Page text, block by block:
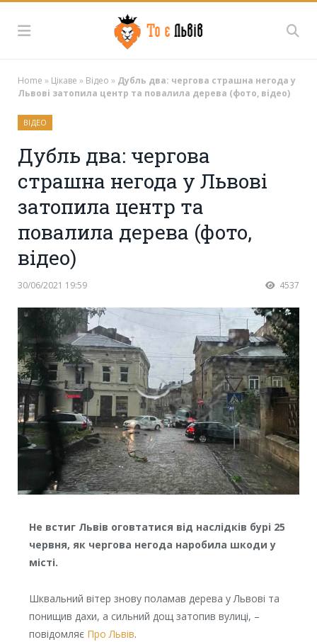
Home » Цікаве » Відео » Дубль два: чергова страшна негода у
Львові затопила центр та повалила дерева (фото, відео)
ВІДЕО
Дубль два: чергова
страшна негода у Львові
затопила центр та
повалила дерева (фото,
відео)
30/06/2021 19:59 4537
Не встиг Львів оговтатися від наслідків бурі 25
червня, як чергова негода наробила шкоди у
місті.
Шквальний вітер знову поламав дерева у Львові та
понищив дахи, а сильний дощ затопив вулиці, –
повідомляє Про Львів.